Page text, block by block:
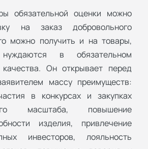
обязательной оценки можно
на заказ добровольного
можно получить и на товары,
в обязательном
Он открывает перед
массу преимуществ:
в конкурсах и закупках
масштаба, повышение
изделия, привлечение
инвесторов, лояльность